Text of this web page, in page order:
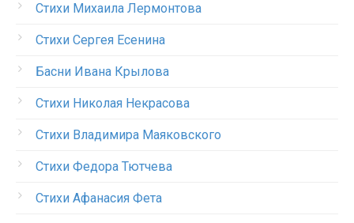
Стихи Михаила Лермонтова
Стихи Сергея Есенина
Басни Ивана Крылова
Стихи Николая Некрасова
Стихи Владимира Маяковского
Стихи Федора Тютчева
Стихи Афанасия Фета